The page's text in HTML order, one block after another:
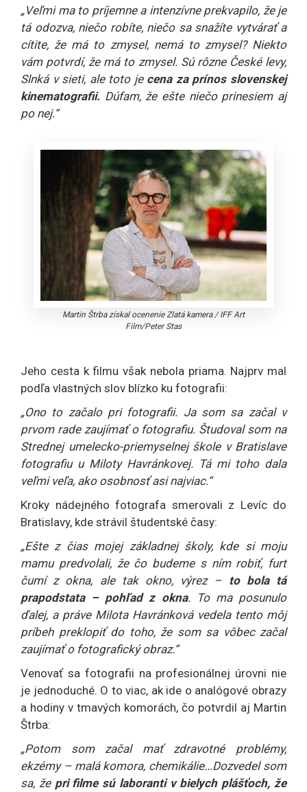
„Veľmi ma to príjemne a intenzívne prekvapilo, že je
tá odozva, niečo robíte, niečo sa snažíte vytvárať a
cítite, že má to zmysel, nemá to zmysel? Niekto
vám potvrdí, že má to zmysel. Sú rôzne České levy,
Slnká v sieti, ale toto je cena za prínos slovenskej
kinematografii. Dúfam, že ešte niečo prinesiem aj
po nej.“
Martin Štrba získal ocenenie Zlatá kamera/IFF Art
Film/Peter Stas
Jeho cesta k filmu však nebola priama. Najprv mal
podľa vlastných slov blízko ku fotografii:
„Ono to začalo pri fotografii. Ja som sa začal v
prvom rade zaujímať o fotografiu. Študoval som na
Strednej umelecko-priemyselnej škole v Bratislave
fotografiu u Miloty Havránkovej. Tá mi toho dala
veľmi veľa, ako osobnosť asi najviac.“
Kroky nádejného fotografa smerovali z Levíc do
Bratislavy, kde strávil študentské časy:
„Ešte z čias mojej základnej školy, kde si moju
mamu predvolali, že čo budeme s ním robiť, furt
čumí z okna, ale tak okno, výrez –to bola tá
prapodstata – pohľad z okna. To ma posunulo
ďalej, a práve Milota Havránková vedela tento môj
príbeh preklopiť do toho, že som sa vôbec začal
zaujímať o fotografický obraz.“
Venovať sa fotografii na profesionálnej úrovni nie
je jednoduché. O to viac, ak ide o analógové obrazy
a hodiny v tmavých komorách, čo potvrdil aj Martin
Štrba:
„Potom som začal mať zdravotné problémy,
ekzémy – malá komora, chemikálie...Dozvedel som
sa, že pri filme sú laboranti v bielych plášťoch, že